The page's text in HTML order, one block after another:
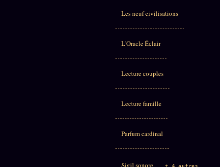
Les neuf civilisations
L'Oracle Éclair
Lecture couples
Lecture famille
Parfum cardinal
Sigil sonore + 4 autres